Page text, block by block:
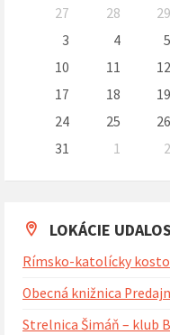
Preskočit
kalendárne
27 28 29
3
4 5
10
11 12
17
18 19
24
25 26
31
1 2
na
dni
LOKÁCIE
Rímsko-katolícky
Obecná knižnica
Strelnica Šimáň – klub